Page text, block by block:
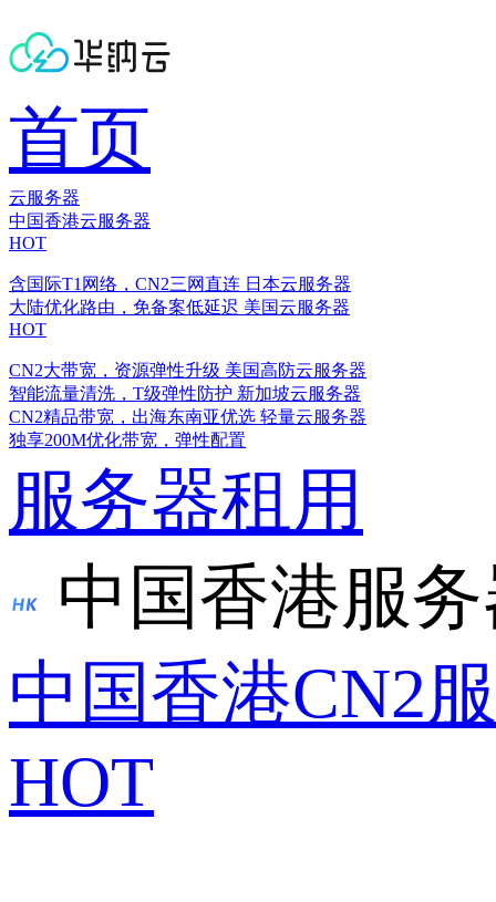
首页
云服务器
中国香港云服务器
HOT
含国际T1网络，CN2三网直连 日本云服务器
大陆优化路由，免备案低延迟 美国云服务器
HOT
CN2大带宽，资源弹性升级 美国高防云服务器
智能流量清洗，T级弹性防护 新加坡云服务器
CN2精品带宽，出海东南亚优选 轻量云服务器
独享200M优化带宽，弹性配置
服务器租用
中国香港服
中国香港CN2
HOT